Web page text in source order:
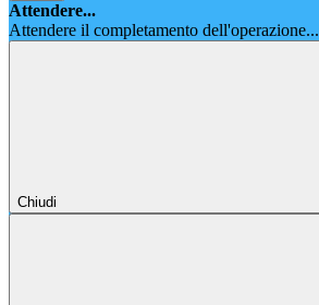
Attendere...
Attendere il completamento dell'operazione...
Chiudi